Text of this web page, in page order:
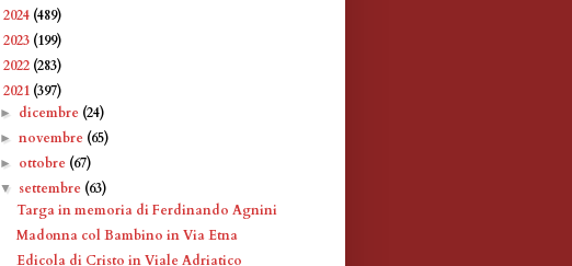
2024 (489)
2023 (199)
2022 (283)
2021 (397)
► dicembre (24)
►novembre (65)
► ottobre (67)
▼ settembre (63)
Targa in memoria di Ferdinando Agnini
Madonna col Bambino in Via Etna
Edicola di Cristo in Viale Adriatico